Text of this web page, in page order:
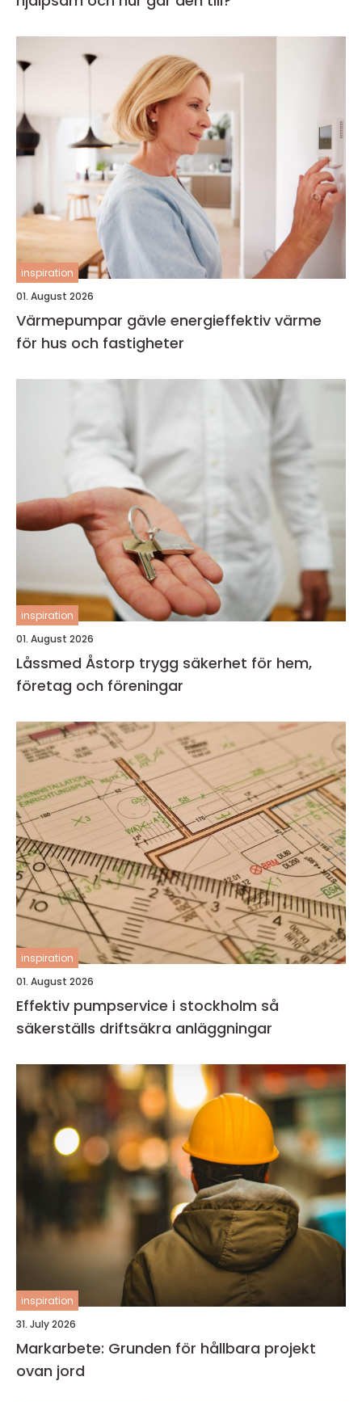
inspiration
01. August 2026
Värmepumpar gävle energieffektiv värme
för hus och fastigheter
inspiration
01. August 2026
Låssmed Åstorp trygg säkerhet för hem,
företag och föreningar
inspiration
01. August 2026
Effektiv pumpservice i stockholm så
säkerställs driftsäkra anläggningar
inspiration
31. July 2026
Markarbete: Grunden för hållbara projekt
ovan jord